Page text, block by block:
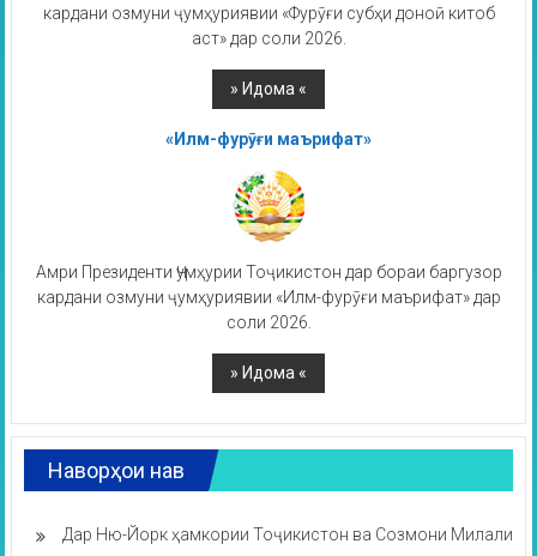
кардани озмуни ҷумҳуриявии «Фурӯғи субҳи доноӣ китоб
аст» дар соли 2026.
«Илм-фурӯғи маърифат»
Амри Президенти Ҷумҳурии Тоҷикистон дар бораи баргузор
кардани озмуни ҷумҳуриявии «Илм-фурӯғи маърифат» дар
соли 2026.
Наворҳои нав
Дар Ню-Йорк ҳамкории Тоҷикистон ва Созмони Милали